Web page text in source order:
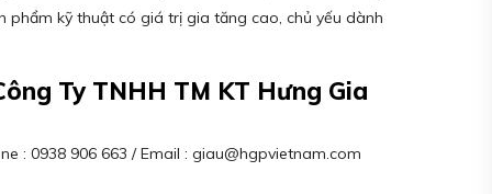
phẩm kỹ thuật có giá trị gia tăng cao, chủ yếu dành
Ty TNHH TM KT Hưng Gia
: 0938 906 663 / Email : giau@hgpvietnam.com